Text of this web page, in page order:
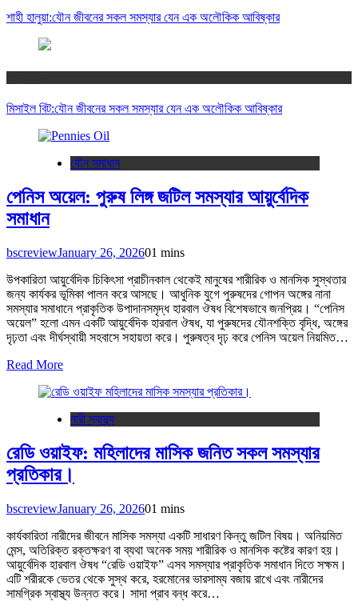
শাহী হালুয়া:যৌন জীবনের সকল সমস্যার যেন এক অলৌকিক আবিষ্কার
মিসাইল বিট:যৌন জীবনের সকল সমস্যার যেন এক অলৌকিক আবিষ্কার
যৌন সমাধান
পেনিস অয়েল: পুরুষ লিঙ্গ জটিল সমস্যার আয়ুর্বেদিক
সমাধান
bscreviewJanuary 26, 202601 mins
উপকারিতা আয়ুর্বেদিক চিকিৎসা প্রাচীনকাল থেকেই মানুষের শারীরিক ও মানসিক সুস্থতার
জন্য কার্যকর ভূমিকা পালন করে আসছে। আধুনিক যুগে পুরুষদের গোপন অঙ্গের নানা
সমস্যার সমাধানে প্রাকৃতিক উপাদানসমৃদ্ধ হারবাল ঔষধ বিশেষভাবে জনপ্রিয়। “পেনিস
অয়েল” হলো এমন একটি আয়ুর্বেদিক হারবাল ঔষধ, যা পুরুষদের যৌনশক্তি বৃদ্ধি, অঙ্গের
দৃঢ়তা এবং দীর্ঘস্থায়ী সহবাসে সহায়তা করে। পুরুষত্ব দৃঢ় করে পেনিস অয়েল নিয়মিত…
Read More
নারী স্বাস্থ্য
রেডি ওয়াইফ: মহিলাদের মাসিক জনিত সকল সমস্যার
প্রতিকার।
bscreviewJanuary 26, 202601 mins
কার্যকারিতা নারীদের জীবনে মাসিক সমস্যা একটি সাধারণ কিন্তু জটিল বিষয়। অনিয়মিত
মেন্স, অতিরিক্ত রক্তক্ষরণ বা ব্যথা অনেক সময় শারীরিক ও মানসিক কষ্টের কারণ হয়।
আয়ুর্বেদিক হারবাল ঔষধ “রেডি ওয়াইফ” এসব সমস্যার প্রাকৃতিক সমাধান দিতে সক্ষম।
এটি শরীরকে ভেতর থেকে সুস্থ করে, হরমোনের ভারসাম্য বজায় রাখে এবং নারীদের
সামগ্রিক স্বাস্থ্য উন্নত করে। সাদা প্রাব বন্ধ করে…